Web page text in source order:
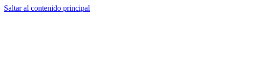
Saltar al contenido principal